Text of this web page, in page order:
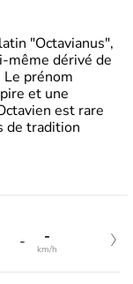
"Octavianus",
même dérivé de
prénom
et une
est rare
de tradition
- -
km/h